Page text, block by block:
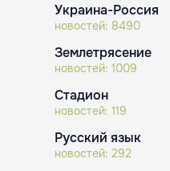
Украина-Россия
новостей: 8490
Землетрясение
новостей: 1009
Стадион
новостей: 119
Русский язык
новостей: 292